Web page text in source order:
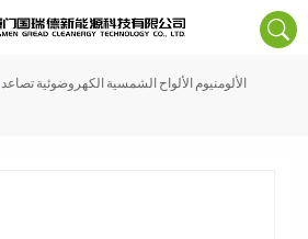
الألومنيوم الألواح الشمسية الكهروضوئية تصاعد